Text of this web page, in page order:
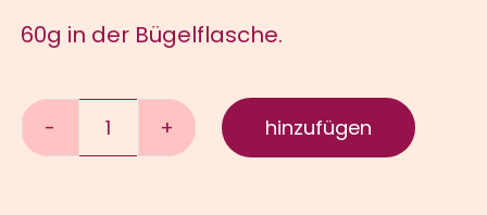
60g in der Bügelflasche.
Bonschebuddelhinzufügen